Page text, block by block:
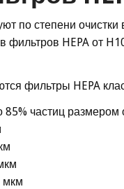
по степени
фильтров HEPA от
фильтры HEPA
85% частиц размером
мкм